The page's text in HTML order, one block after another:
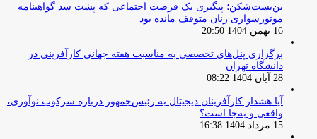
بن‌بست‌شکن؛ پیگیری یک فرصت اجتماعی که پشت سد گواهینامه
موتورسواری زنان متوقف مانده بود
16 بهمن 1404 20:50
برگزاری پنل‌های تخصصی به مناسبت هفته جهانی کارآفرینی در
دانشگاه تهران
28 آبان 1404 08:22
آیا هشدار کارآفرینان دیجیتال به رئیس‌جمهور درباره سرکوب نوآوری،
واقعی و به‌جا است؟
15 مرداد 1404 16:38